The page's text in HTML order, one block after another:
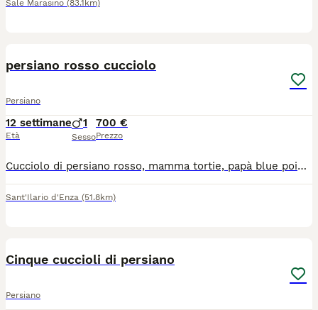
Sale Marasino (83.1km)
persiano rosso cucciolo
Persiano
12 settimane
Età
1
Sesso
700 €
Prezzo
Cucciolo di persiano rosso, mamma tortie, papà blue point, entrambi visibili con test pkd e fiv/felv. maschio , vivace coccolone in perfetta salute (sono 3 fratelli). Nato il 15/05/26
Sant'Ilario d'Enza (51.8km)
Cinque cuccioli di persiano
Persiano